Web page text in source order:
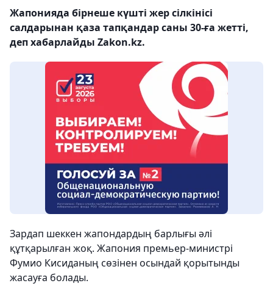
Жапонияда бірнеше күшті жер сілкінісі
салдарынан қаза тапқандар саны 30-ға жетті,
деп хабарлайды Zakon.kz.
Зардап шеккен жапондардың барлығы әлі
құтқарылған жоқ. Жапония премьер-министрі
Фумио Кисиданың сөзінен осындай қорытынды
жасауға болады.